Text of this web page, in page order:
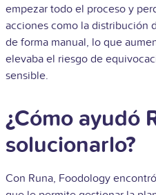
empezar todo el proceso y
acciones como la distribución
de forma manual, lo que
elevaba el riesgo de
sensible.
¿Cómo ayudó
solucionarlo?
Con Runa, Foodology